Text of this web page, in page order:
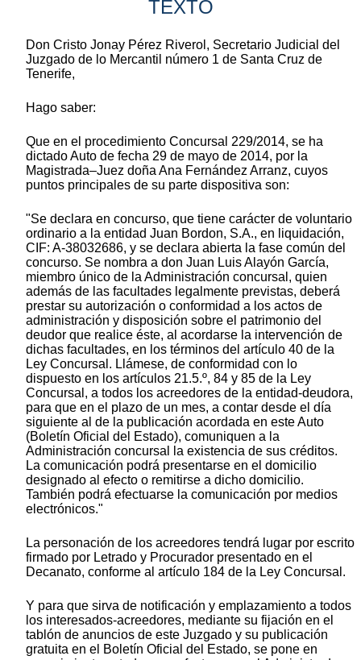
TEXTO
Don Cristo Jonay Pérez Riverol, Secretario Judicial del
Juzgado de lo Mercantil número 1 de Santa Cruz de
Tenerife,
Hago saber:
Que en el procedimiento Concursal 229/2014, se ha
dictado Auto de fecha 29 de mayo de 2014, por la
Magistrada–Juez doña Ana Fernández Arranz, cuyos
puntos principales de su parte dispositiva son:
"Se declara en concurso, que tiene carácter de voluntario
ordinario a la entidad Juan Bordon, S.A., en liquidación,
CIF: A-38032686, y se declara abierta la fase común del
concurso. Se nombra a don Juan Luis Alayón García,
miembro único de la Administración concursal, quien
además de las facultades legalmente previstas, deberá
prestar su autorización o conformidad a los actos de
administración y disposición sobre el patrimonio del
deudor que realice éste, al acordarse la intervención de
dichas facultades, en los términos del artículo 40 de la
Ley Concursal. Llámese, de conformidad con lo
dispuesto en los artículos 21.5.º, 84 y 85 de la Ley
Concursal, a todos los acreedores de la entidad-deudora,
para que en el plazo de un mes, a contar desde el día
siguiente al de la publicación acordada en este Auto
(Boletín Oficial del Estado), comuniquen a la
Administración concursal la existencia de sus créditos.
La comunicación podrá presentarse en el domicilio
designado al efecto o remitirse a dicho domicilio.
También podrá efectuarse la comunicación por medios
electrónicos."
La personación de los acreedores tendrá lugar por escrito
firmado por Letrado y Procurador presentado en el
Decanato, conforme al artículo 184 de la Ley Concursal.
Y para que sirva de notificación y emplazamiento a todos
los interesados-acreedores, mediante su fijación en el
tablón de anuncios de este Juzgado y su publicación
gratuita en el Boletín Oficial del Estado, se pone en